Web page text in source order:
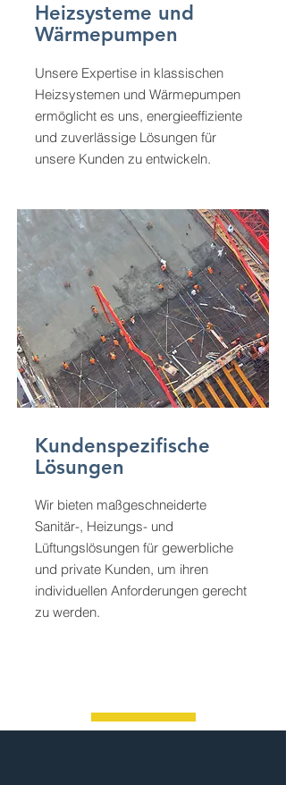
Heizsysteme und
Wärmepumpen
Unsere Expertise in klassischen
Heizsystemen und Wärmepumpen
ermöglicht es uns, energieeffiziente
und zuverlässige Lösungen für
unsere Kunden zu entwickeln.
Kundenspezifische
Lösungen
Wir bieten maßgeschneiderte
Sanitär-, Heizungs- und
Lüftungslösungen für gewerbliche
und private Kunden, um ihren
individuellen Anforderungen gerecht
zu werden.